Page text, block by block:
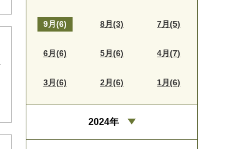
9月(6) 8月(3) 7月(5)
6月(6) 5月(6) 4月(7)
3月(6) 2月(6) 1月(6)
2024年